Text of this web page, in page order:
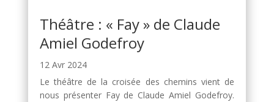
Théâtre : « Fay » de Claude
Amiel Godefroy
12 Avr 2024
Le théâtre de la croisée des chemins vient de
nous présenter Fay de Claude Amiel Godefroy.